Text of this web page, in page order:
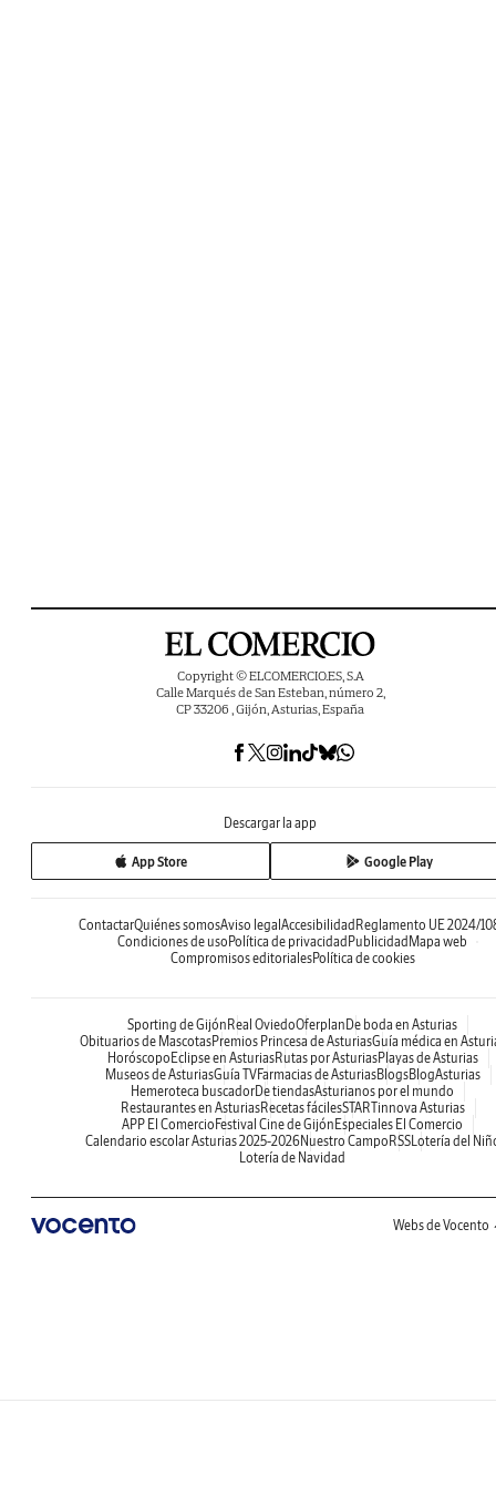
Copyright © ELCOMERCIO.ES, S.A
Calle Marqués de San Esteban, número 2,
CP 33206 , Gijón, Asturias, España
Descargar la app
App Store Google Play
ContactarQuiénes somosAviso legal Accesibilidad Reglamento UE 2024/
Condiciones de uso Política de privacidad Publicidad Mapa web
Compromisos editorialesPolítica de cookies
Sporting de Gijón Real OviedoOferplan De boda en Asturias
Obituarios de MascotasPremios Princesa de AsturiasGuía médica en
Horóscopo Eclipse en AsturiasRutas por AsturiasPlayas de Asturias
Museos de AsturiasGuía TVFarmacias de AsturiasBlogsBlogAsturias
Hemeroteca buscadorDe tiendasAsturianos por el mundo
Restaurantes en AsturiasRecetas fácilesSTARTinnova Asturias
APP El Comercio Festival Cine de Gijón Especiales El Comercio
Calendario escolar Asturias 2025-2026Nuestro Campo RSSLotería del
Lotería de Navidad
Webs de Vocento